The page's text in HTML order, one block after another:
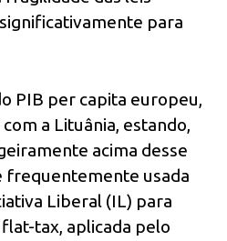
para
PIB per capita europeu,
a Lituânia, estando,
acima desse
frequentemente usada
Liberal (IL) para
tax, aplicada pelo